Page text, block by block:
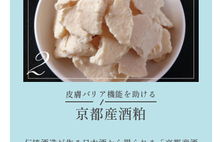
皮膚バリア機能を助ける
京都産酒粕